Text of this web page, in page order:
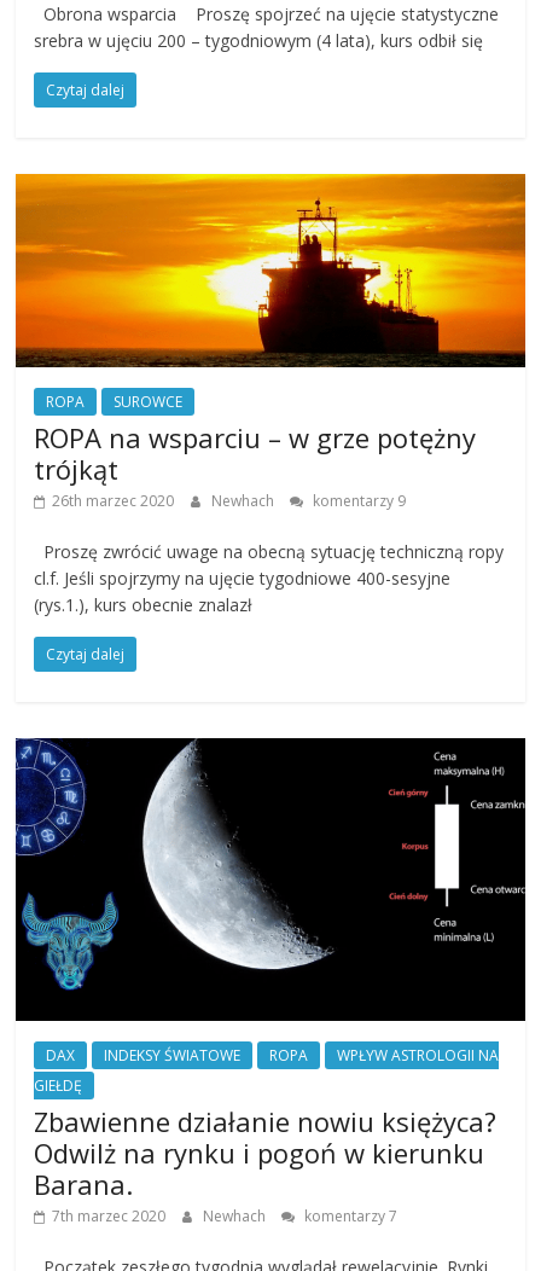
Obrona wsparcia Proszę spojrzeć na ujęcie statystyczne
srebra w ujęciu 200 – tygodniowym (4 lata), kurs odbił się
Czytaj dalej
ROPA SUROWCE
ROPA na wsparciu – w grze potężny
trójkąt
26th marzec 2020 Newhach komentarzy 9
Proszę zwrócić uwage na obecną sytuację techniczną ropy
cl.f. Jeśli spojrzymy na ujęcie tygodniowe 400-sesyjne
(rys.1.), kurs obecnie znalazł
Czytaj dalej
DAX INDEKSY ŚWIATOWE ROPA
WPŁYW ASTROLOGII NA
GIEŁDĘ
Zbawienne działanie nowiu księżyca?
Odwilż na rynku i pogoń w kierunku
Barana.
7th marzec 2020 Newhach komentarzy 7